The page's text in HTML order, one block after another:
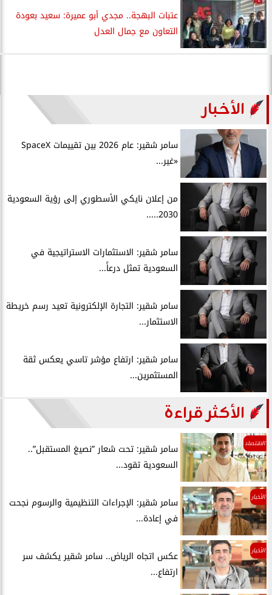
عتبات البهجة.. مجدي أبو عميرة: سعيد بعودة
التعاون مع جمال العدل
الأخبار
سامر شقير: عام 2026 بين تقييمات SpaceX
«غير...
من إعلان نايكي الأسطوري إلى رؤية السعودية
2030.....
سامر شقير: الاستثمارات الاستراتيجية في
السعودية تمثل درعاً...
سامر شقير: التجارة الإلكترونية تعيد رسم خريطة
الاستثمار...
سامر شقير: ارتفاع مؤشر تاسي يعكس ثقة
المستثمرين...
الأكثر قراءة
الاقتصاد
سامر شقير: تحت شعار ”نصيغ المستقبل”..
السعودية تقود...
الأخبار
سامر شقير: الإجراءات التنظيمية والرسوم نجحت
في إعادة...
الأخبار
عكس اتجاه الرياض.. سامر شقير يكشف سر
ارتفاع...